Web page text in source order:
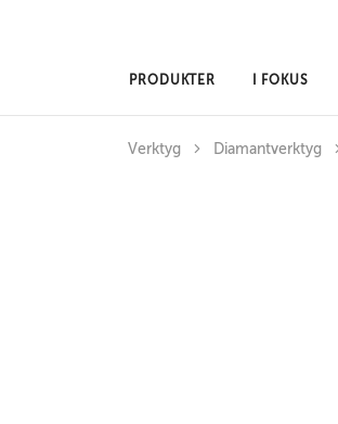
PRODUKTER I FOKUS
Verktyg Diamantverktyg